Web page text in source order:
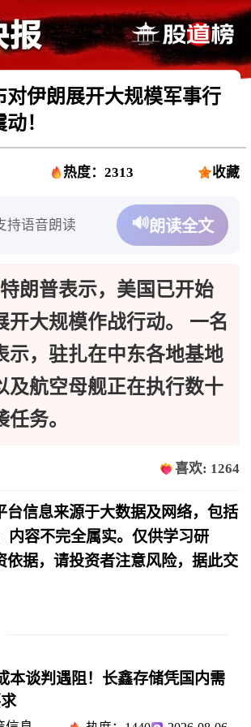
对伊朗展开大规模军事行
！
热度：2313 收藏
持语音朗读 🔊朗读全文
朗普表示，美国已开始
开大规模作战行动。
一名
示，驻扎在中东各地基地
及航空母舰正在执行数十
务。
喜欢: 1264
台信息来源于大数据及网络，包括
内容不完全属实。仅供学习研
依据，请投资者注意风险，据此交
本谈判遇阻！长鑫存储凭国内需